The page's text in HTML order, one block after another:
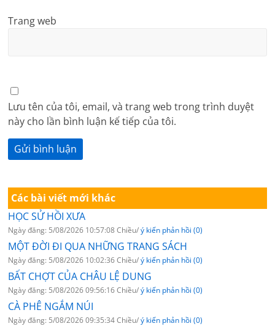
Trang web
Lưu tên của tôi, email, và trang web trong trình duyệt
này cho lần bình luận kế tiếp của tôi.
Các bài viết mới khác
HỌC SỬ HỒI XƯA
Ngày đăng: 5/08/2026 10:57:08 Chiều/ý kiến phản hồi (0)
MỘT ĐỜI ĐI QUA NHỮNG TRANG SÁCH
Ngày đăng: 5/08/2026 10:02:36 Chiều/ý kiến phản hồi (0)
BẤT CHỢT CỦA CHÂU LỆ DUNG
Ngày đăng: 5/08/2026 09:56:16 Chiều/ý kiến phản hồi (0)
CÀ PHÊ NGẮM NÚI
Ngày đăng: 5/08/2026 09:35:34 Chiều/ý kiến phản hồi (0)